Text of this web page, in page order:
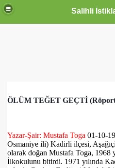
Salihli
ÖLÜM TEĞET GEÇTİ
Yazar-Şair: Mustafa Toga 01-10-
Osmaniye ili) Kadirli ilçesi,
olarak doğan Mustafa Toga, 1968
İlkokulunu bitirdi. 1971 yılında